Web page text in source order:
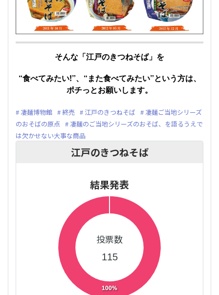
そんな「江戸のきつねそば」を
“食べてみたい!”、“また食べてみたい”という方は、
ポチっとお願いします。
凄麺博物館 終売 江戸のきつねそば
凄麺ご当地シリーズ
のおそばの原点
凄麺のご当地シリーズのおそば、を語るうえで
は欠かせない大事な商品
江戸のきつねそば
結果発表
100%
投票数
115